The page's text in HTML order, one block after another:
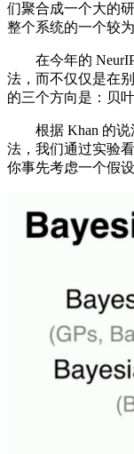
们聚合成一个大的
整个系统的一个较
在今年的
法，而不仅仅是在
的三个方向是：贝
根据 Khan 的说
法，我们通过实验
你事先考虑一个假设